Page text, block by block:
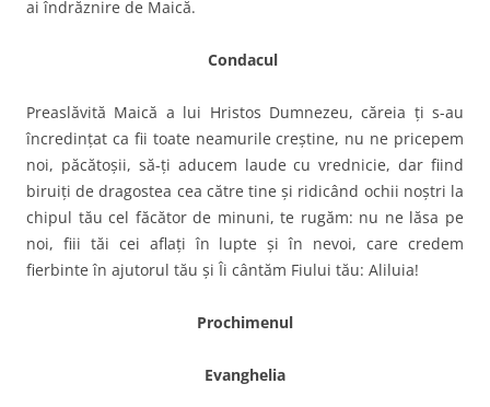
ai îndrăznire de Maică.
Condacul
Preaslăvită Maică a lui Hristos Dumnezeu, căreia ţi s-au
încredinţat ca fii toate neamurile creştine, nu ne pricepem
noi, păcătoşii, să-ţi aducem laude cu vrednicie, dar fiind
biruiţi de dragostea cea către tine şi ridicând ochii noştri la
chipul tău cel făcător de minuni, te rugăm: nu ne lăsa pe
noi, fiii tăi cei aflaţi în lupte şi în nevoi, care credem
fierbinte în ajutorul tău şi Îi cântăm Fiului tău: Aliluia!
Prochimenul
Evanghelia